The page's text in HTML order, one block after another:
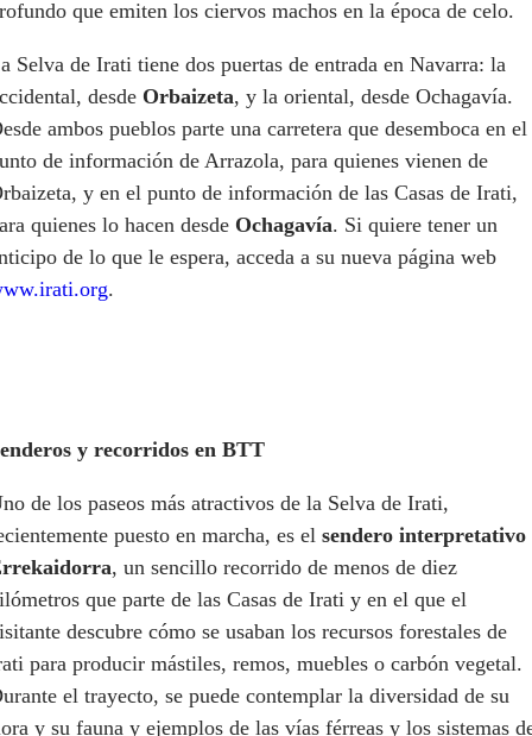
que emiten los ciervos machos en la época de celo.
Selva de Irati tiene dos puertas de entrada en Navarra: la
desde Orbaizeta, y la oriental, desde Ochagavía.
ambos pueblos parte una carretera que desemboca en el
de información de Arrazola, para quienes vienen de
y en el punto de información de las Casas de Irati,
quienes lo hacen desde Ochagavía. Si quiere tener un
de lo que le espera, acceda a su nueva página web
.
y recorridos en BTT
de los paseos más atractivos de la Selva de Irati,
puesto en marcha, es el sendero interpretativo
, un sencillo recorrido de menos de diez
que parte de las Casas de Irati y en el que el
descubre cómo se usaban los recursos forestales de
para producir mástiles, remos, muebles o carbón vegetal.
el trayecto, se puede contemplar la diversidad de su
y su fauna y ejemplos de las vías férreas y los sistemas